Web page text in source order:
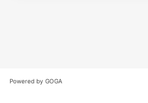
Powered by GOGA